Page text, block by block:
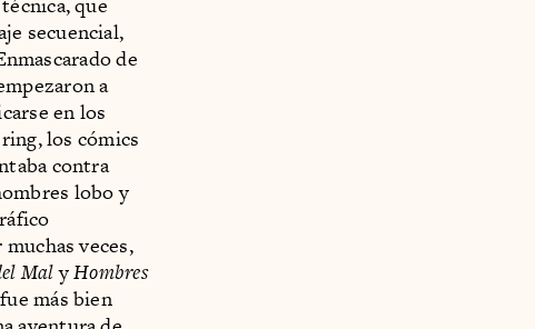
secuencial,
de
a
en los
los cómics
contra
lobo y
veces,
MalyHombres
más bien